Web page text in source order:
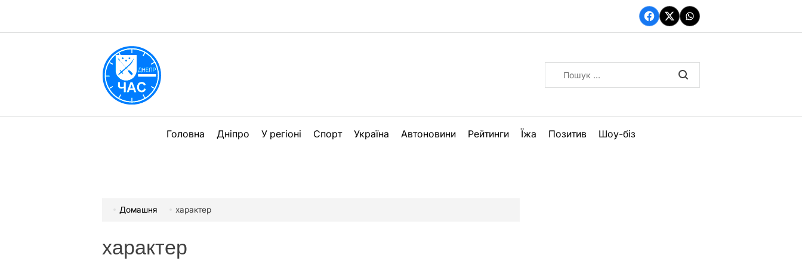
вмісту
Facebook
TwitterWhatsApp
Головна Дніпро У регіоні Спорт Україна Автоновини Рейтинги Їжа Позитив Шоу-біз
Домашня характер
характер